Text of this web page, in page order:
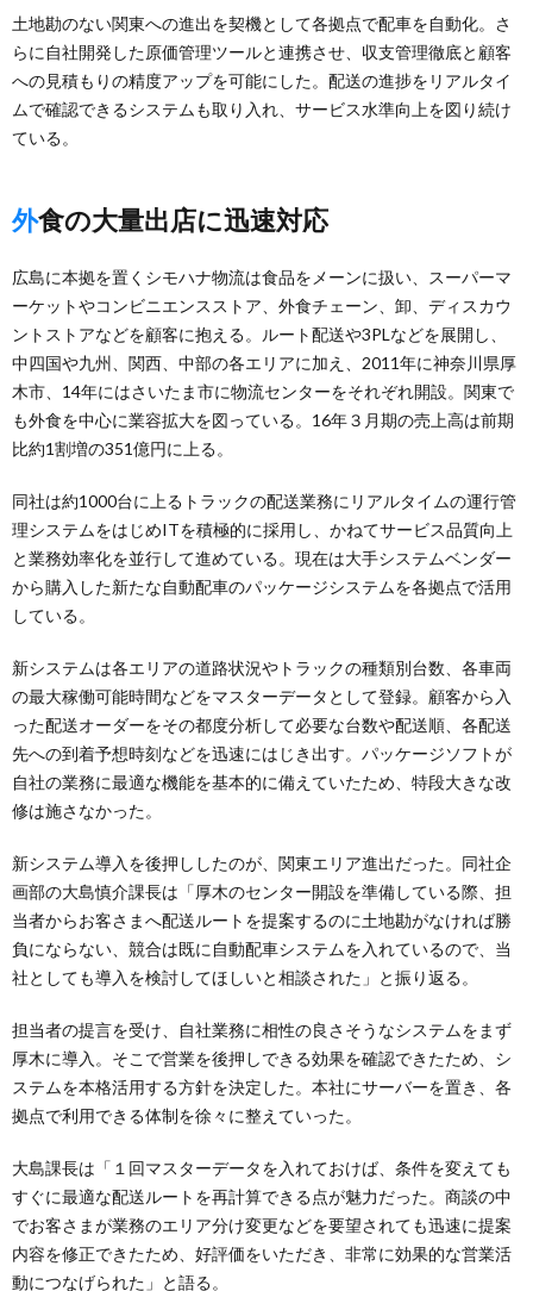
土地勘のない関東への進出を契機として各拠点で配車を自動化。さ
らに自社開発した原価管理ツールと連携させ、収支管理徹底と顧客
への見積もりの精度アップを可能にした。配送の進捗をリアルタイ
ムで確認できるシステムも取り入れ、サービス水準向上を図り続け
ている。
外食の大量出店に迅速対応
広島に本拠を置くシモハナ物流は食品をメーンに扱い、スーパーマ
ーケットやコンビニエンスストア、外食チェーン、卸、ディスカウ
ントストアなどを顧客に抱える。ルート配送や3PLなどを展開し、
中四国や九州、関西、中部の各エリアに加え、2011年に神奈川県厚
木市、14年にはさいたま市に物流センターをそれぞれ開設。関東で
も外食を中心に業容拡大を図っている。16年３月期の売上高は前期
比約1割増の351億円に上る。
同社は約1000台に上るトラックの配送業務にリアルタイムの運行管
理システムをはじめITを積極的に採用し、かねてサービス品質向上
と業務効率化を並行して進めている。現在は大手システムベンダー
から購入した新たな自動配車のパッケージシステムを各拠点で活用
している。
新システムは各エリアの道路状況やトラックの種類別台数、各車両
の最大稼働可能時間などをマスターデータとして登録。顧客から入
った配送オーダーをその都度分析して必要な台数や配送順、各配送
先への到着予想時刻などを迅速にはじき出す。パッケージソフトが
自社の業務に最適な機能を基本的に備えていたため、特段大きな改
修は施さなかった。
新システム導入を後押ししたのが、関東エリア進出だった。同社企
画部の大島慎介課長は「厚木のセンター開設を準備している際、担
当者からお客さまへ配送ルートを提案するのに土地勘がなければ勝
負にならない、競合は既に自動配車システムを入れているので、当
社としても導入を検討してほしいと相談された」と振り返る。
担当者の提言を受け、自社業務に相性の良さそうなシステムをまず
厚木に導入。そこで営業を後押しできる効果を確認できたため、シ
ステムを本格活用する方針を決定した。本社にサーバーを置き、各
拠点で利用できる体制を徐々に整えていった。
大島課長は「１回マスターデータを入れておけば、条件を変えても
すぐに最適な配送ルートを再計算できる点が魅力だった。商談の中
でお客さまが業務のエリア分け変更などを要望されても迅速に提案
内容を修正できたため、好評価をいただき、非常に効果的な営業活
動につなげられた」と語る。